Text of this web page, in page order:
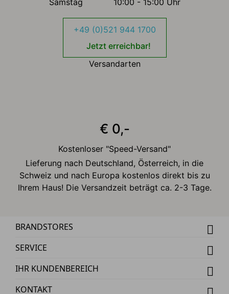
Samstag
10:00 - 15:00 Uhr
+49 (0)521 944 1700
Jetzt erreichbar!
Versandarten
€ 0,-
Kostenloser "Speed-Versand"
Lieferung nach Deutschland, Österreich, in die
Schweiz und nach Europa kostenlos direkt bis zu
Ihrem Haus! Die Versandzeit beträgt ca. 2-3 Tage.
BRANDSTORES
SERVICE
IHR KUNDENBEREICH
KONTAKT